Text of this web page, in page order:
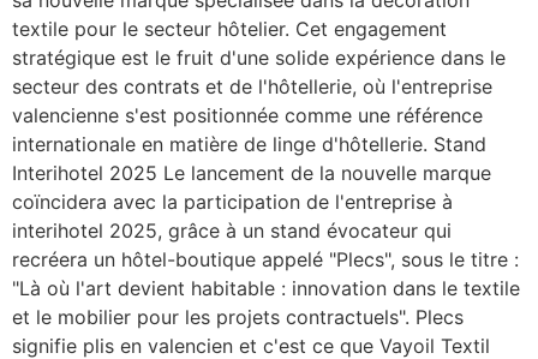
textile pour le secteur hôtelier. Cet engagement
stratégique est le fruit d'une solide expérience dans le
secteur des contrats et de l'hôtellerie, où l'entreprise
valencienne s'est positionnée comme une référence
internationale en matière de linge d'hôtellerie. Stand
Interihotel 2025 Le lancement de la nouvelle marque
coïncidera avec la participation de l'entreprise à
interihotel 2025, grâce à un stand évocateur qui
recréera un hôtel-boutique appelé "Plecs", sous le titre :
"Là où l'art devient habitable : innovation dans le textile
et le mobilier pour les projets contractuels". Plecs
signifie plis en valencien et c'est ce que Vayoil Textil